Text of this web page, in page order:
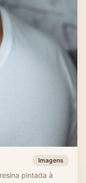
Imagens
pintada à